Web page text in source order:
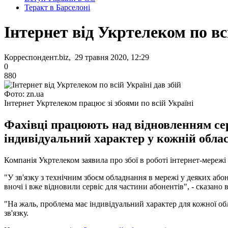
Теракт в Барселоні
Інтернет від Укртелеком по
Корреспондент.biz, 29 травня 2020, 12:29
0
880
Фото: zn.ua
Інтернет Укртелеком працює зі збоями по всій Україні
Фахівці працюють над відновленням
індивідуальний характер у кожній
Компанія Укртелеком заявила про збої в роботі інтернет-
"У зв'язку з технічним збоєм обладнання в мережі у деяких
вночі і вже відновили сервіс для частини абонентів", - сказано
"На жаль, проблема має індивідуальний характер для кожної
зв'язку.